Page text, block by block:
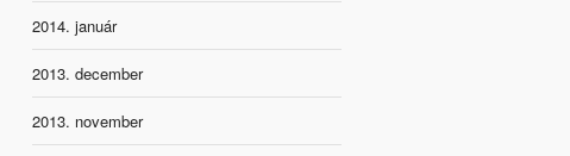
2014. január
2013. december
2013. november